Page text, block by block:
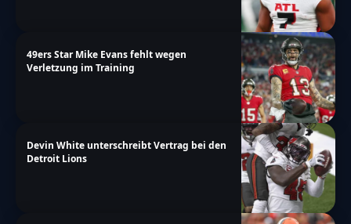
49ers Star Mike Evans fehlt wegen
Verletzung im Training
Devin White unterschreibt Vertrag bei den
Detroit Lions